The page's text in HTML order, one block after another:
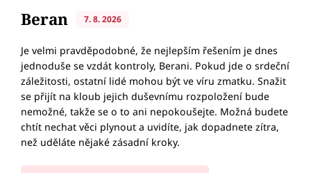
Beran 7. 8. 2026
Je velmi pravděpodobné, že nejlepším řešením je dnes
jednoduše se vzdát kontroly, Berani. Pokud jde o srdeční
záležitosti, ostatní lidé mohou být ve víru zmatku. Snažit
se přijít na kloub jejich duševnímu rozpoložení bude
nemožné, takže se o to ani nepokoušejte. Možná budete
chtít nechat věci plynout a uvidíte, jak dopadnete zítra,
než uděláte nějaké zásadní kroky.